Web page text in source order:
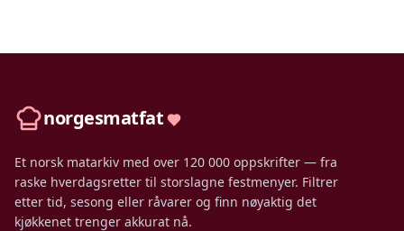
norgesmatfat
Et norsk matarkiv med over 120 000 oppskrifter — fra
raske hverdagsretter til storslagne festmenyer. Filtrer
etter tid, sesong eller råvarer og finn nøyaktig det
kjøkkenet trenger akkurat nå.